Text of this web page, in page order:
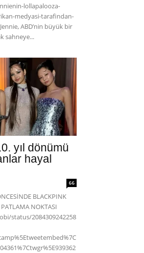
lollapalooza-
medyasi-tarafindan-
ABD’nin büyük bir
sahneye...
yıl dönümü
hayal
66
BLACKPINK
NOKTASI
status/2084309242258